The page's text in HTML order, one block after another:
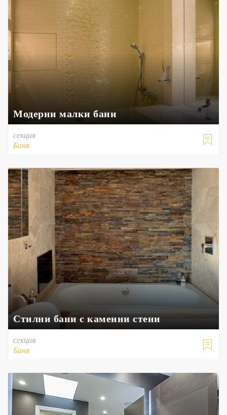
Модерни малки бани

секция
Баня
Стилни бани с каменни стени

секция
Баня